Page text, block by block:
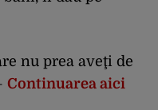
nu prea aveţi de
Continuarea aici